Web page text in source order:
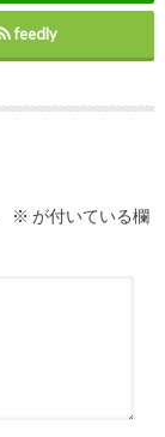
feedly
※ が付いている欄